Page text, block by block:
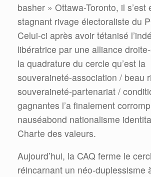
basher » Ottawa-Toronto, il s’est
stagnant rivage électoraliste du
Celui-ci après avoir tétanisé
libératrice par une alliance
la quadrature du cercle qu’est la
souveraineté-association / beau
souveraineté-partenariat /
gagnantes l’a finalement
nauséabond nationalisme
Charte des valeurs.
Aujourd’hui, la CAQ ferme le
réincarnant un néo-duplessisme